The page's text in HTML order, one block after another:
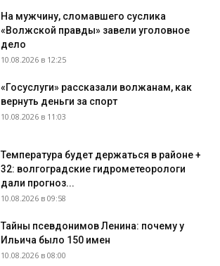
На мужчину, сломавшего суслика
«Волжской правды» завели уголовное
дело
10.08.2026 в 12:25
«Госуслуги» рассказали волжанам, как
вернуть деньги за спорт
10.08.2026 в 11:03
Температура будет держаться в районе +
32: волгоградские гидрометеорологи
дали прогноз...
10.08.2026 в 09:58
Тайны псевдонимов Ленина: почему у
Ильича было 150 имен
10.08.2026 в 08:00